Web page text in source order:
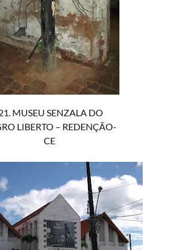
MUSEU SENZALA DO
LIBERTO – REDENÇÃO-
CE